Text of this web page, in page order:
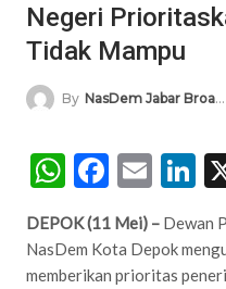
Negeri
Tidak Mampu
By NasDem Jabar Broadcasting Network
WhatsApp
DEPOK (11 Mei) – Dewan
NasDem Kota Depok
memberikan prioritas